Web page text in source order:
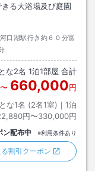
る大浴場及び庭園
口湖駅行き約６０分富
な2名 1泊1部屋 合計
〜 660,000円
な1名 (2名1室)｜ 1泊
円〜330,000円
ン配布中 ※利用条件あり
割引クーポン